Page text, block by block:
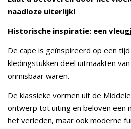
naadloze uiterlijk!
Historische inspiratie: een
De cape is geïnspireerd op een
kledingstukken deel uitmaakten
onmisbaar waren.
De klassieke vormen uit de
ontwerp tot uiting en beloven een
het verleden, maar ook moderne